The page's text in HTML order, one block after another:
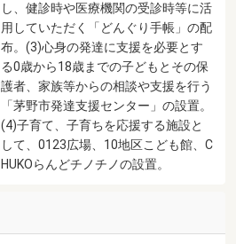
し、健診時や医療機関の受診時等に活
用していただく「どんぐり手帳」の配
布。(3)心身の発達に支援を必要とす
る0歳から18歳までの子どもとその保
護者、家族等からの相談や支援を行う
「茅野市発達支援センター」の設置。
(4)子育て、子育ちを応援する施設と
して、0123広場、10地区こども館、C
HUKOらんどチノチノの設置。